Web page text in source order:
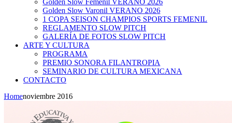
Golden Slow Femenil VERANO 2026
Golden Slow Varonil VERANO 2026
1 COPA SEISON CHAMPIOS SPORTS FEMENIL
REGLAMENTO SLOW PITCH
GALERÍA DE FOTOS SLOW PITCH
ARTE Y CULTURA
PROGRAMA
PREMIO SONORA FILANTROPIA
SEMINARIO DE CULTURA MEXICANA
CONTACTO
Homenoviembre 2016